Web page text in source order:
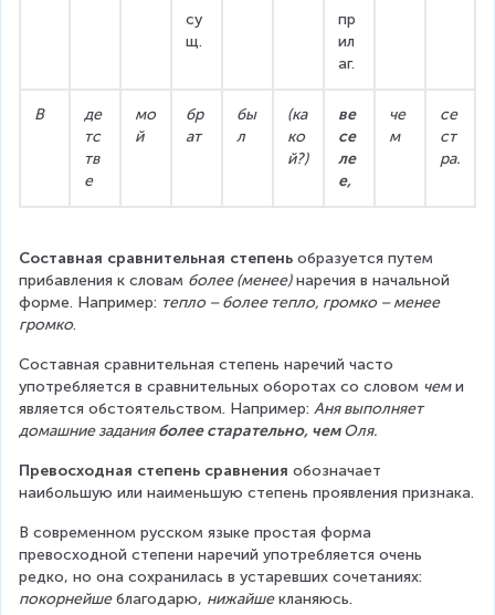
су
щ.
пр
ил
аг.
В
де
тс
тв
е
мо
й
бр
ат
бы
л
(ка
ко
й?)
ве
се
ле
е,
че
м
се
ст
ра.
Составная сравнительная степень образуется путем
прибавления к словам более (менее) наречия в начальной
форме. Например: тепло – более тепло, громко – менее
громко.
Составная сравнительная степень наречий часто
употребляется в сравнительных оборотах со словом чем и
является обстоятельством. Например: Аня выполняет
домашние задания более старательно, чем Оля.
Превосходная степень сравнения обозначает
наибольшую или наименьшую степень проявления признака.
В современном русском языке простая форма
превосходной степени наречий употребляется очень
редко, но она сохранилась в устаревших сочетаниях:
покорнейше благодарю, нижайше кланяюсь.